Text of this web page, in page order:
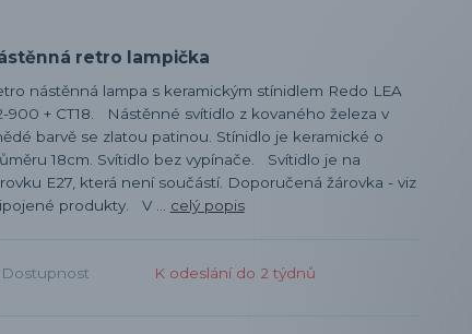
retro lampička
nástěnná lampa s keramickým stínidlem Redo LEA
900 + CT18. Nástěnné svítidlo z kovaného železa v
barvě se zlatou patinou. Stínidlo je keramické o
18cm. Svítidlo bez vypínače. Svítidlo je na
E27, která není součástí. Doporučená žárovka - viz
produkty. V ... celý popis
Dostupnost K odeslání do 2 týdnů